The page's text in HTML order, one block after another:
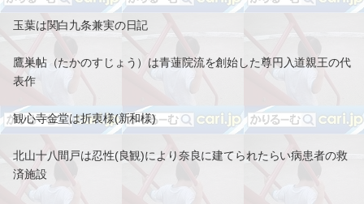
玉葉は関白九条兼実の日記
鷹巣帖（たかのすじょう）は青蓮院流を創始した尊円入道親王の代
表作
観心寺金堂は折衷様(新和様)
北山十八間戸は忍性(良観)により奈良に建てられたらい病患者の救
済施設